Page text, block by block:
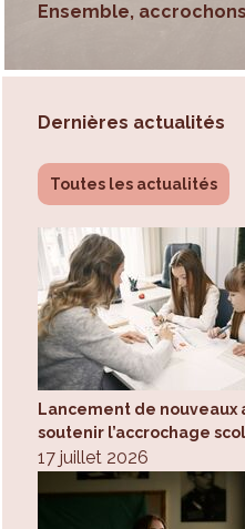
Ensemble,
Dernières actualités
Toutes les actualités
Lancement de nouveaux
soutenir l’accrochage
17 juillet 2026